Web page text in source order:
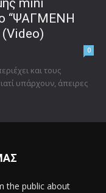
mini
“ΨΑΓΜΕΝΗ
0
και τους
υπάρχουν, άπειρες
the public about